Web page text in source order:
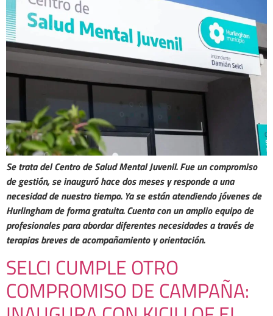
Se trata del Centro de Salud Mental Juvenil. Fue un compromiso
de gestión, se inauguró hace dos meses y responde a una
necesidad de nuestro tiempo. Ya se están atendiendo jóvenes de
Hurlingham de forma gratuita. Cuenta con un amplio equipo de
profesionales para abordar diferentes necesidades a través de
terapias breves de acompañamiento y orientación.
SELCI CUMPLE OTRO
COMPROMISO DE CAMPAÑA: